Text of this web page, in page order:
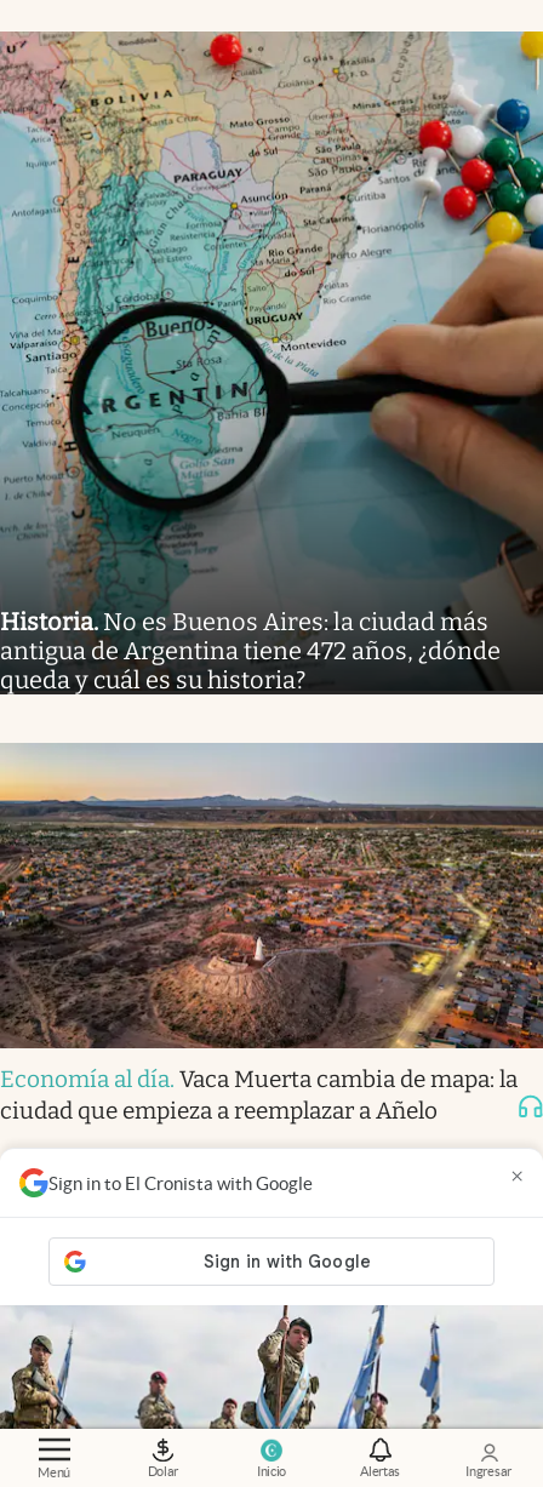
Menú Dolar Inicio Alertas Ingresar
Sign in to El Cronista with Google ×
Historia. No es Buenos Aires: la ciudad más
antigua de Argentina tiene 472 años, ¿dónde
queda y cuál es su historia?
Economía al día. Vaca Muerta cambia de mapa: la
ciudad que empieza a reemplazar a Añelo